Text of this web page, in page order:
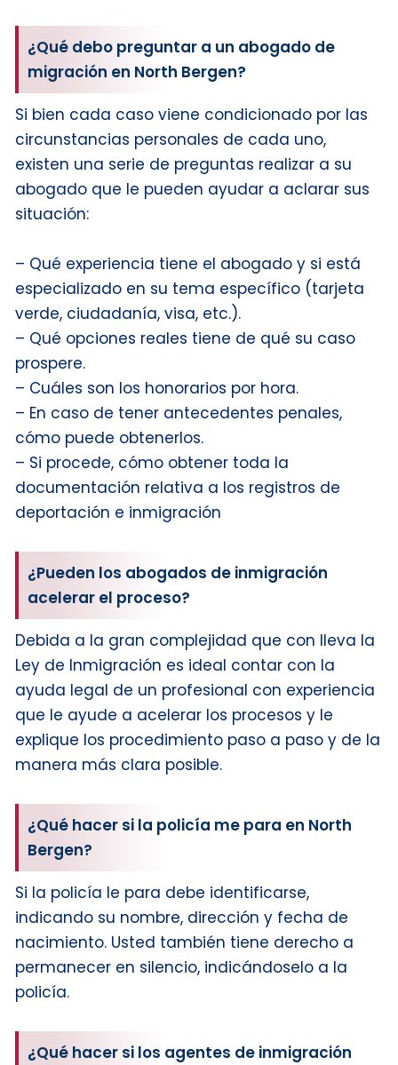
¿Qué debo preguntar a un abogado de
migración en North Bergen?
Si bien cada caso viene condicionado por las
circunstancias personales de cada uno,
existen una serie de preguntas realizar a su
abogado que le pueden ayudar a aclarar sus
situación:
– Qué experiencia tiene el abogado y si está
especializado en su tema específico (tarjeta
verde, ciudadanía, visa, etc.).
– Qué opciones reales tiene de qué su caso
prospere.
– Cuáles son los honorarios por hora.
– En caso de tener antecedentes penales,
cómo puede obtenerlos.
– Si procede, cómo obtener toda la
documentación relativa a los registros de
deportación e inmigración
¿Pueden los abogados de inmigración
acelerar el proceso?
Debida a la gran complejidad que con lleva la
Ley de Inmigración es ideal contar con la
ayuda legal de un profesional con experiencia
que le ayude a acelerar los procesos y le
explique los procedimiento paso a paso y de la
manera más clara posible.
¿Qué hacer si la policía me para en North
Bergen?
Si la policía le para debe identificarse,
indicando su nombre, dirección y fecha de
nacimiento. Usted también tiene derecho a
permanecer en silencio, indicándoselo a la
policía.
¿Qué hacer si los agentes de inmigración